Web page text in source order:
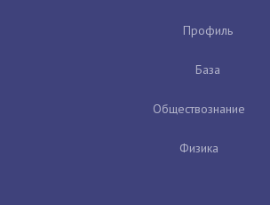
Профиль
База
Обществознание
Физика